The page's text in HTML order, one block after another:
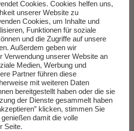
Weiterlesen…
Monats Juli 2026
Wang.
Cookies. Cookies helfen uns,
unserer Website zu
Cookies, um Inhalte und
Funktionen für soziale
und die Zugriffe auf unsere
Außerdem geben wir
Verwendung unserer Website an
Medien, Werbung und
Partner führen diese
mit weiteren Daten
bereitgestellt haben oder die sie
der Dienste gesammelt haben
klicken, stimmen Sie
damit die volle
Seite.